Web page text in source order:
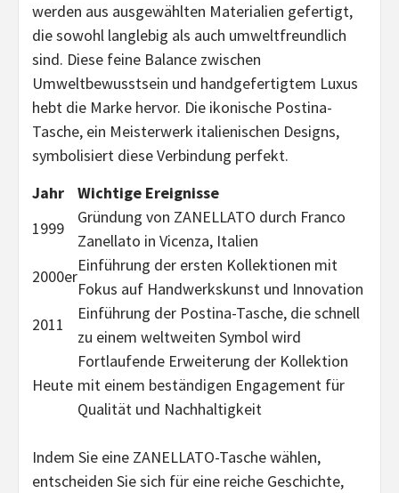
werden aus ausgewählten Materialien gefertigt,
die sowohl langlebig als auch umweltfreundlich
sind. Diese feine Balance zwischen
Umweltbewusstsein und handgefertigtem Luxus
hebt die Marke hervor. Die ikonische Postina-
Tasche, ein Meisterwerk italienischen Designs,
symbolisiert diese Verbindung perfekt.
Jahr
Wichtige Ereignisse
1999
Gründung von ZANELLATO durch Franco
Zanellato in Vicenza, Italien
2000er
Einführung der ersten Kollektionen mit
Fokus auf Handwerkskunst und Innovation
2011
Einführung der Postina-Tasche, die schnell
zu einem weltweiten Symbol wird
Heute
Fortlaufende Erweiterung der Kollektion
mit einem beständigen Engagement für
Qualität und Nachhaltigkeit
Indem Sie eine ZANELLATO-Tasche wählen,
entscheiden Sie sich für eine reiche Geschichte,